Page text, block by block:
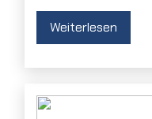
Weiterlesen